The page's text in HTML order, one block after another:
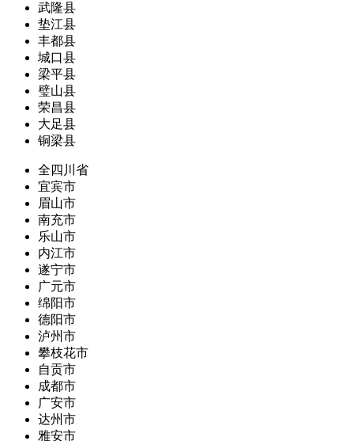
武隆县
垫江县
丰都县
城口县
梁平县
璧山县
荣昌县
大足县
铜梁县
全四川省
宜宾市
眉山市
南充市
乐山市
内江市
遂宁市
广元市
绵阳市
德阳市
泸州市
攀枝花市
自贡市
成都市
广安市
达州市
雅安市